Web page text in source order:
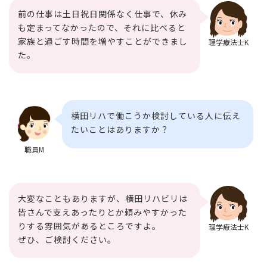
前の仕事は土日祝日関係なく仕事で、休み
も定まってなかったので、それに比べると
家族と過ごす時間を増やすことができまし
た。
理学療法士K
職員M
横田リハで働こうか検討している人に伝え
たいことはありますか？
大変なこともありますが、横田リハビリは
皆さんで支えあったりとか頼みやすかった
りする雰囲気があるところですよ。
ぜひ、ご検討ください。
理学療法士K